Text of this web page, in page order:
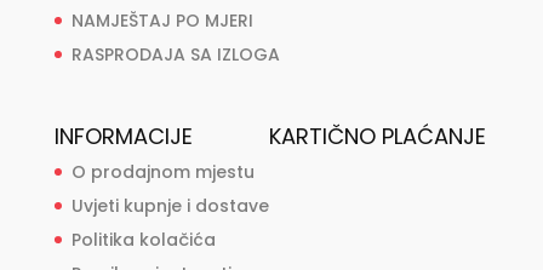
NAMJEŠTAJ PO MJERI
RASPRODAJA SA IZLOGA
INFORMACIJE
O prodajnom mjestu
Uvjeti kupnje i dostave
Politika kolačića
KARTIČNO PLAĆANJE